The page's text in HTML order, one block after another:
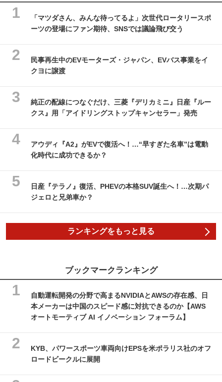
「マツダさん、みんな待ってるよ」次世代ロータリースポ
ーツの登場にファン期待、SNSでは議論飛び交う
民事再生中のEVモーターズ・ジャパン、EVバス事業をイ
クヨに譲渡
純正の配線につなぐだけ、三菱『デリカミニ』日産『ルー
クス』用「アイドリングストップキャンセラー」発売
アウディ『A2』がEVで復活へ！…“早すぎた名車”は電動
化時代に成功できるか？
日産『テラノ』復活、PHEVの本格SUV誕生へ！…次期パ
ジェロと兄弟車か？
ランキングをもっと見る
ブックマークランキング
自動運転開発の分野で高まるNVIDIAとAWSの存在感、日
本メーカーは中国のスピード感に対抗できるのか【AWS
オートモーティブ AI イノベーション フォーラム】
KYB、パワースポーツ車両向けEPSを米ポラリス社のオフ
ロードビークルに展開